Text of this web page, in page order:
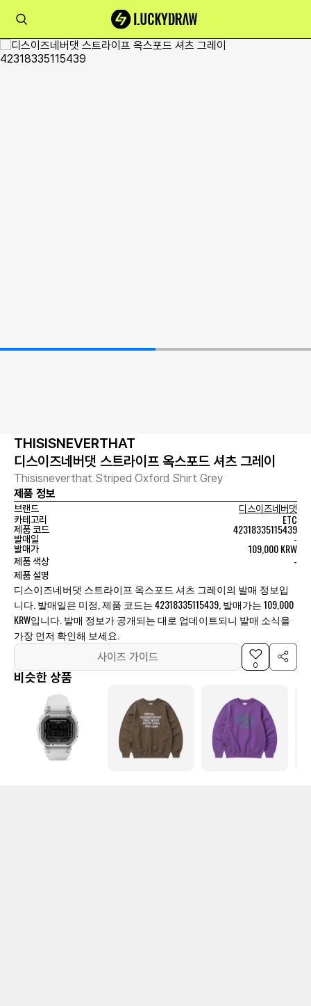
THISISNEVERTHAT
디스이즈네버댓 스트라이프 옥스포드 셔츠 그레이
Thisisneverthat Striped Oxford Shirt Grey
제품 정보
브랜드
디스이즈네버댓
카테고리
ETC
제품 코드 42318335115439
발매일 -
발매가 109,000 KRW
제품 색상 -
제품 설명
디스이즈네버댓 스트라이프 옥스포드 셔츠 그레이의 발매 정보입
니다. 발매일은 미정, 제품 코드는 42318335115439, 발매가는 109,000
KRW입니다. 발매 정보가 공개되는 대로 업데이트되니 발매 소식을
가장 먼저 확인해 보세요.
사이즈 가이드
0
비슷한 상품